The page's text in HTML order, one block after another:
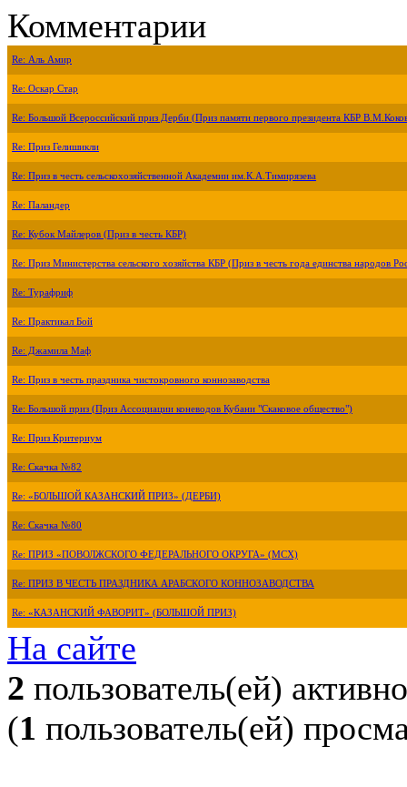
Комментарии
Re: Аль Амир
Re: Оскар Стар
Re: Большой Всероссийский приз Дерби (Приз памяти первого президента КБР
Re: Приз Гелишикли
Re: Приз в честь сельскохозяйственной Академии им.К.А.Тимирязева
Re: Паландер
Re: Кубок Майлеров (Приз в честь КБР)
Re: Приз Министерства сельского хозяйства КБР (Приз в честь года единства народов
Re: Турафриф
Re: Практикал Бой
Re: Джамила Маф
Re: Приз в честь праздника чистокровного коннозаводства
Re: Большой приз (Приз Ассоциации коневодов Кубани "Скаковое общество")
Re: Приз Критериум
Re: Скачка №82
Re: «БОЛЬШОЙ КАЗАНСКИЙ ПРИЗ» (ДЕРБИ)
Re: Скачка №80
Re: ПРИЗ «ПОВОЛЖСКОГО ФЕДЕРАЛЬНОГО ОКРУГА» (МСХ)
Re: ПРИЗ В ЧЕСТЬ ПРАЗДНИКА АРАБСКОГО КОННОЗАВОДСТВА
Re: «КАЗАНСКИЙ ФАВОРИТ» (БОЛЬШОЙ ПРИЗ)
На сайте
2 пользователь(ей) активно
(1 пользователь(ей)